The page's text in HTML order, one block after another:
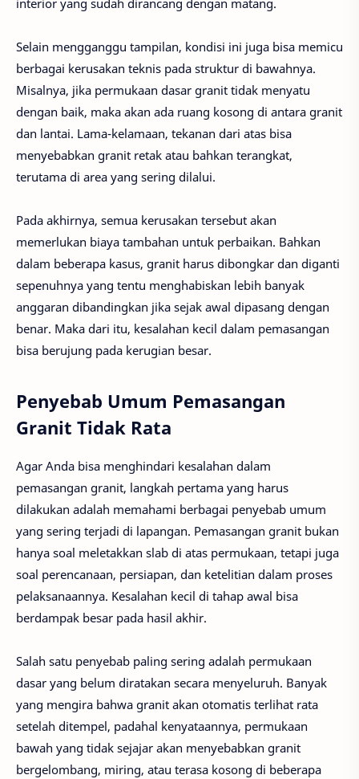
Selain mengganggu tampilan, kondisi ini juga bisa memicu
berbagai kerusakan teknis pada struktur di bawahnya.
Misalnya, jika permukaan dasar granit tidak menyatu
dengan baik, maka akan ada ruang kosong di antara granit
dan lantai. Lama-kelamaan, tekanan dari atas bisa
menyebabkan granit retak atau bahkan terangkat,
terutama di area yang sering dilalui.
Pada akhirnya, semua kerusakan tersebut akan
memerlukan biaya tambahan untuk perbaikan. Bahkan
dalam beberapa kasus, granit harus dibongkar dan diganti
sepenuhnya yang tentu menghabiskan lebih banyak
anggaran dibandingkan jika sejak awal dipasang dengan
benar. Maka dari itu, kesalahan kecil dalam pemasangan
bisa berujung pada kerugian besar.
Penyebab Umum Pemasangan
Granit Tidak Rata
Agar Anda bisa menghindari kesalahan dalam
pemasangan granit, langkah pertama yang harus
dilakukan adalah memahami berbagai penyebab umum
yang sering terjadi di lapangan. Pemasangan granit bukan
hanya soal meletakkan slab di atas permukaan, tetapi juga
soal perencanaan, persiapan, dan ketelitian dalam proses
pelaksanaannya. Kesalahan kecil di tahap awal bisa
berdampak besar pada hasil akhir.
Salah satu penyebab paling sering adalah permukaan
dasar yang belum diratakan secara menyeluruh. Banyak
yang mengira bahwa granit akan otomatis terlihat rata
setelah ditempel, padahal kenyataannya, permukaan
bawah yang tidak sejajar akan menyebabkan granit
bergelombang, miring, atau terasa kosong di beberapa